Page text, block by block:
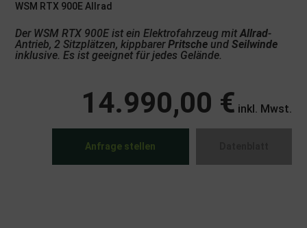
WSM RTX 900E Allrad
Der WSM RTX 900E ist ein Elektrofahrzeug mitAllrad-
Antrieb, 2 Sitzplätzen, kippbarerPritsche undSeilwinde
inklusive. Es ist geeignet für jedes Gelände.
14.990,00 € inkl. Mwst.
Anfrage stellen